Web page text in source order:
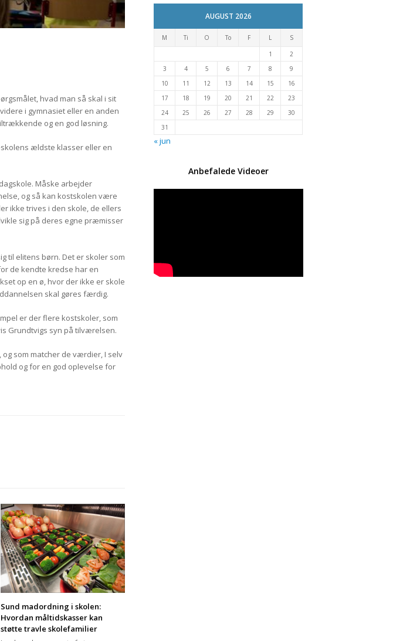
hvad man så skal i sit
i gymnasiet eller en anden
og en god løsning.
ældste klasser eller en
Måske arbejder
og så kan kostskolen være
ikke trives i den skole, de ellers
sig på deres egne præmisser
til elitens børn. Det er skoler som
de kendte kredse har en
op en ø, hvor der ikke er skole
skal gøres færdig.
er der flere kostskoler, som
Grundtvigs syn på tilværelsen.
som matcher de værdier, I selv
og for en god oplevelse for
Sund madordning i skolen:
Hvordan måltidskasser kan
støtte travle skolefamilier
AUGUST 2026
M Ti O To F L
S
1
2
3
4 5 6 7 8
9
10
11 12 13 14 15
16
17
18 19 20 21 22
23
24
25 26 27 28 29
30
31
« jun
Anbefalede Videoer